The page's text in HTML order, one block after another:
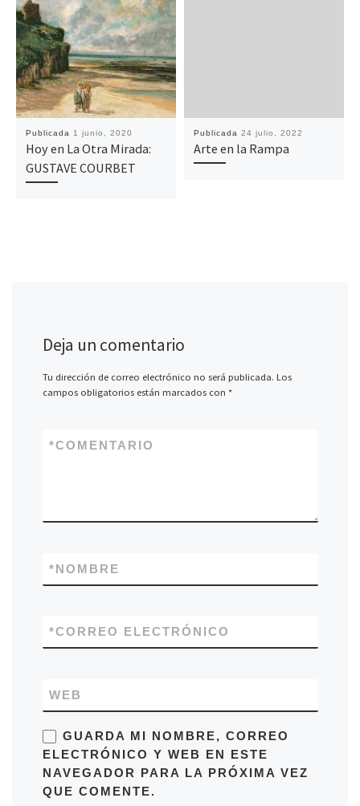
Publicada 1 junio, 2020
Hoy en La Otra Mirada:
GUSTAVE COURBET
Publicada 24 julio, 2022
Arte en la Rampa
Deja un comentario
Tu dirección de correo electrónico no será publicada. Los
campos obligatorios están marcados con *
COMENTARIO
*
NOMBRE
*
CORREO ELECTRÓNICO
*
WEB
GUARDA MI NOMBRE, CORREO
ELECTRÓNICO Y WEB EN ESTE
NAVEGADOR PARA LA PRÓXIMA VEZ
QUE COMENTE.